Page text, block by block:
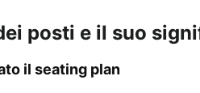
posti e il suo
il seating plan